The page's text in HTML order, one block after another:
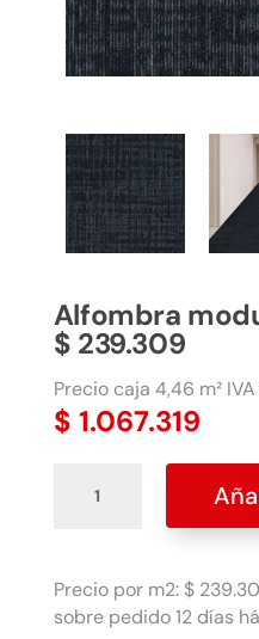
Alfombra
$ 239.309
Precio caja 4,46 m²
$ 1.067.319
modular
$
239.309
Precio por m2: $
sobre pedido 12 días